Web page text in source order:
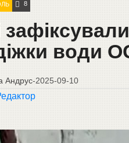
8
води
Андрус-2025-09-10